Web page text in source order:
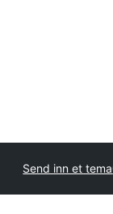
Send inn et tema